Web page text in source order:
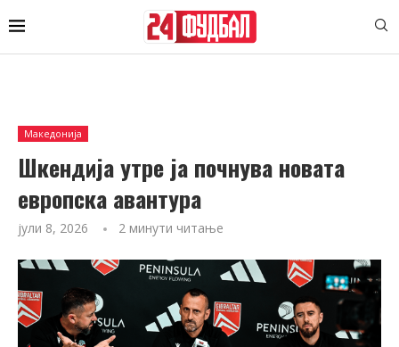
Македонија
Шкендија утре ја почнува новата
европска авантура
јули 8, 2026 2 минути читање